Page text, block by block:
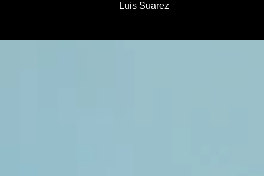
Luis Suarez